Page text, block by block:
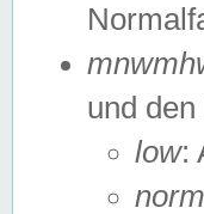
und
low: